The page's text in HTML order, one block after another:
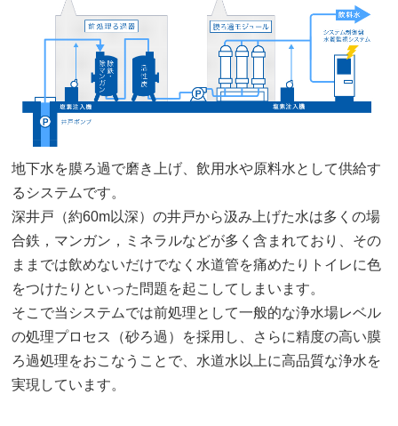
地下水を膜ろ過で磨き上げ、飲用水や原料水として供給す
るシステムです。
深井戸（約60m以深）の井戸から汲み上げた水は多くの場
合鉄，マンガン，ミネラルなどが多く含まれており、その
ままでは飲めないだけでなく水道管を痛めたりトイレに色
をつけたりといった問題を起こしてしまいます。
そこで当システムでは前処理として一般的な浄水場レベル
の処理プロセス（砂ろ過）を採用し、さらに精度の高い膜
ろ過処理をおこなうことで、水道水以上に高品質な浄水を
実現しています。